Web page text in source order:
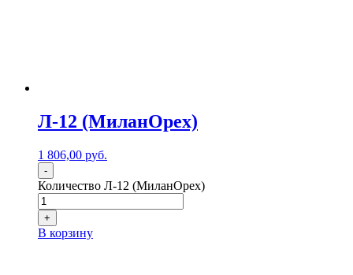
Л-12 (МиланОрех)
1 806,00 руб.
-
Количество Л-12 (МиланОрех)
+
В корзину